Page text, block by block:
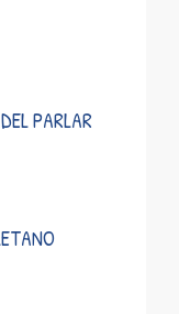
PARLAR